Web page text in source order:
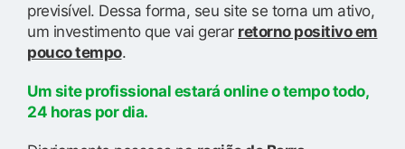
previsível. Dessa forma, seu site se torna um ativo,
um investimento que vai gerar retorno positivo em
pouco tempo.
Um site profissional estará online o tempo todo,
24 horas por dia.